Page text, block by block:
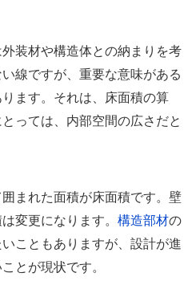
装材や構造体との納まりを考
線ですが、重要な意味がある
ます。それは、床面積の算
っては、内部空間の広さだと
まれた面積が床面積です。壁
変更になります。 構造部材の
こともありますが、設計が進
とが現状です。